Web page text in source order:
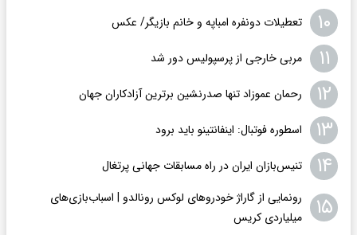
۱۰ تعطیلات دونفره امباپه و خانم بازیگر/ عکس
۱۱ مربی خارجی از پرسپولیس دور شد
۱۲ رحمان عموزاد تنها صدرنشین برترین آزادکاران جهان
۱۳ اسطوره فوتبال: اینفانتینو باید برود
۱۴ تنیس‌بازان ایران در راه مسابقات جهانی پرتغال
۱۵
رونمایی از گاراژ خودروهای لوکس رونالدو | اسباب‌‌بازی‌های
میلیاردی کریس